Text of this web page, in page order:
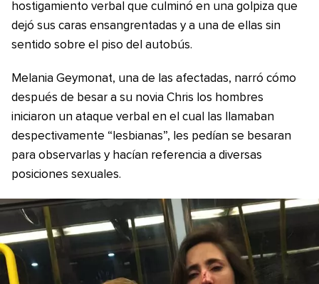
hostigamiento verbal que culminó en una golpiza que
dejó sus caras ensangrentadas y a una de ellas sin
sentido sobre el piso del autobús.
Melania Geymonat, una de las afectadas, narró cómo
después de besar a su novia Chris los hombres
iniciaron un ataque verbal en el cual las llamaban
despectivamente “lesbianas”, les pedían se besaran
para observarlas y hacían referencia a diversas
posiciones sexuales.